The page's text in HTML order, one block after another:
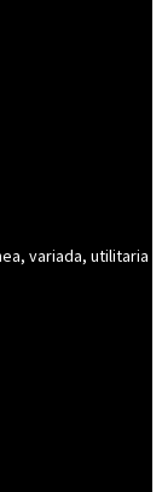
variada, utilitaria